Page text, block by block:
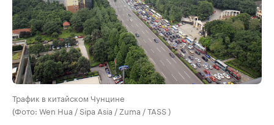
Трафик в китайском Чунцине
(Фото: Wen Hua / Sipa Asia / Zuma / TASS )